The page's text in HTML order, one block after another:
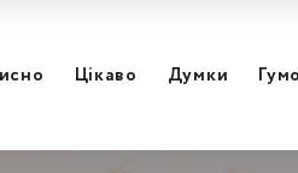
Цікаво Думки